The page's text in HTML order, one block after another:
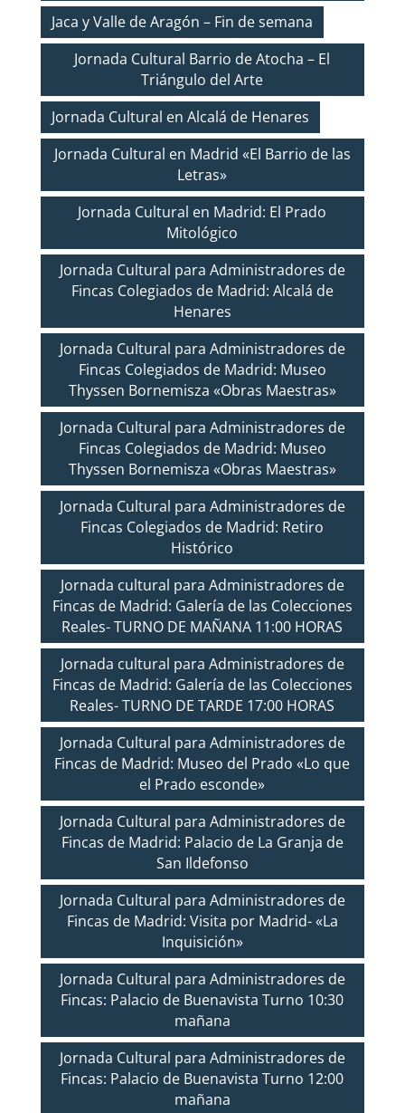
Jaca y Valle de Aragón – Fin de semana
Jornada Cultural Barrio de Atocha – El
Triángulo del Arte
Jornada Cultural en Alcalá de Henares
Jornada Cultural en Madrid «El Barrio de las
Letras»
Jornada Cultural en Madrid: El Prado
Mitológico
Jornada Cultural para Administradores de
Fincas Colegiados de Madrid: Alcalá de
Henares
Jornada Cultural para Administradores de
Fincas Colegiados de Madrid: Museo
Thyssen Bornemisza «Obras Maestras»
Jornada Cultural para Administradores de
Fincas Colegiados de Madrid: Museo
Thyssen Bornemisza «Obras Maestras»
Jornada Cultural para Administradores de
Fincas Colegiados de Madrid: Retiro
Histórico
Jornada cultural para Administradores de
Fincas de Madrid: Galería de las Colecciones
Reales- TURNO DE MAÑANA 11:00 HORAS
Jornada cultural para Administradores de
Fincas de Madrid: Galería de las Colecciones
Reales- TURNO DE TARDE 17:00 HORAS
Jornada Cultural para Administradores de
Fincas de Madrid: Museo del Prado «Lo que
el Prado esconde»
Jornada Cultural para Administradores de
Fincas de Madrid: Palacio de La Granja de
San Ildefonso
Jornada Cultural para Administradores de
Fincas de Madrid: Visita por Madrid- «La
Inquisición»
Jornada Cultural para Administradores de
Fincas: Palacio de Buenavista Turno 10:30
mañana
Jornada Cultural para Administradores de
Fincas: Palacio de Buenavista Turno 12:00
mañana